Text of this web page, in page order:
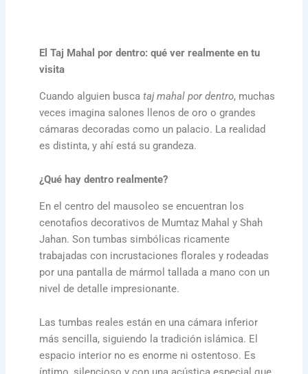
El Taj Mahal por dentro: qué ver realmente en tu
visita
Cuando alguien buscataj mahal por dentro, muchas
veces imagina salones llenos de oro o grandes
cámaras decoradas como un palacio. La realidad
es distinta, y ahí está su grandeza.
¿Qué hay dentro realmente?
En el centro del mausoleo se encuentran los
cenotafios decorativos de Mumtaz Mahal y Shah
Jahan. Son tumbas simbólicas ricamente
trabajadas con incrustaciones florales y rodeadas
por una pantalla de mármol tallada a mano con un
nivel de detalle impresionante.
Las tumbas reales están en una cámara inferior
más sencilla, siguiendo la tradición islámica. El
espacio interior no es enorme ni ostentoso. Es